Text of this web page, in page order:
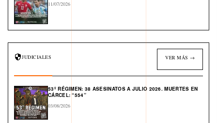
11/07/2026
JUDICIALES VER MÁS →
53º RÉGIMEN: 38 ASESINATOS A JULIO 2026. MUERTES EN
CÁRCEL: “554”
03/08/2026